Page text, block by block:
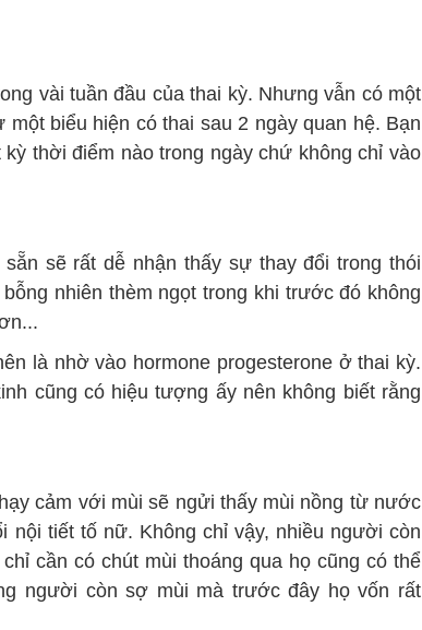
vài tuần đầu của thai kỳ. Nhưng vẫn có một
biểu hiện có thai sau 2 ngày quan hệ. Bạn
thời điểm nào trong ngày chứ không chỉ vào
sẽ rất dễ nhận thấy sự thay đổi trong thói
nhiên thèm ngọt trong khi trước đó không
là nhờ vào hormone progesterone ở thai kỳ.
cũng có hiệu tượng ấy nên không biết rằng
cảm với mùi sẽ ngửi thấy mùi nồng từ nước
nội tiết tố nữ. Không chỉ vậy, nhiều người còn
cần có chút mùi thoáng qua họ cũng có thể
người còn sợ mùi mà trước đây họ vốn rất